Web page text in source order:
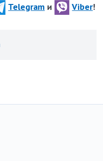
Telegram и Viber!